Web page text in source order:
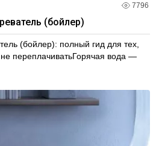
7796
(бойлер)
(бойлер): полный гид для тех,
не переплачиватьГорячая вода —